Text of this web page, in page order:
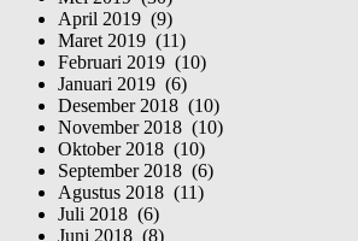
April 2019 (9)
Maret 2019 (11)
Februari 2019 (10)
Januari 2019 (6)
Desember 2018 (10)
November 2018 (10)
Oktober 2018 (10)
September 2018 (6)
Agustus 2018 (11)
Juli 2018 (6)
Juni 2018 (8)